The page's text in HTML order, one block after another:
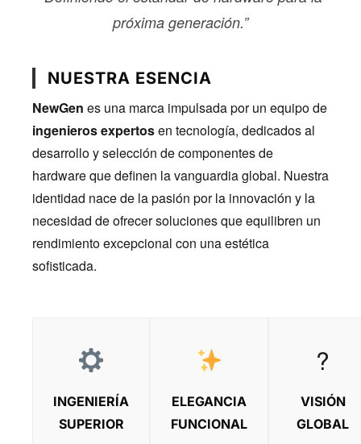
próxima generación.”
NUESTRA ESENCIA
NewGen es una marca impulsada por un equipo de
ingenieros expertosen tecnología, dedicados al
desarrollo y selección de componentes de
hardware que definen la vanguardia global. Nuestra
identidad nace de la pasión por la innovación y la
necesidad de ofrecer soluciones que equilibren un
rendimiento excepcional con una estética
sofisticada.
INGENIERÍA
SUPERIOR
ELEGANCIA
FUNCIONAL
?
VISIÓN
GLOBAL